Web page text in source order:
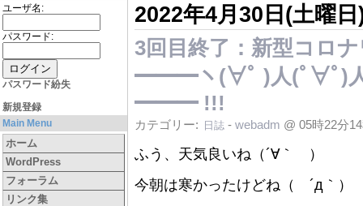
ユーザ名:
パスワード:
パスワード紛失
新規登録
Main Menu
ホーム
WordPress
フォーラム
リンク集
2022年4月30日(土曜日
3回目終了：新型コロ
━━━ヽ(∀ﾟ )人(ﾟ∀ﾟ)
━━━ !!!
カテゴリー: 日誌 - webadm @ 05時22分
ふう、天気良いね（´∀｀ ）
今朝は寒かったけどね（ ´д｀）